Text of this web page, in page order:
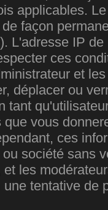
applicables.
façon
L'adresse IP
ces
et
déplacer ou
tant
que vous
ces
société sans
et les
tentative de